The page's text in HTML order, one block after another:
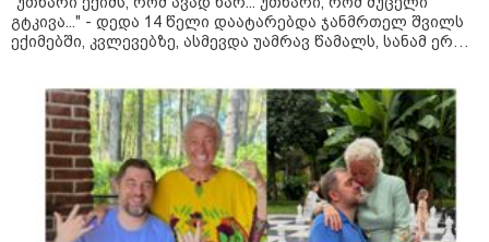
"უნდა დაგვხვრიტოთ? - არა,
თქვენი დახვრეტა რაში გვაწყობს,
გუდაუთაში ქართველ ტყვეებში
უნდა გადაგცვალოთ..."
გტკივა..." - დედა 14 წელი დაატარებდა ჯანმრთელ შვილს
ექიმებში, კვლევებზე, ასმევდა უამრავ წამალს, სანამ ერთ